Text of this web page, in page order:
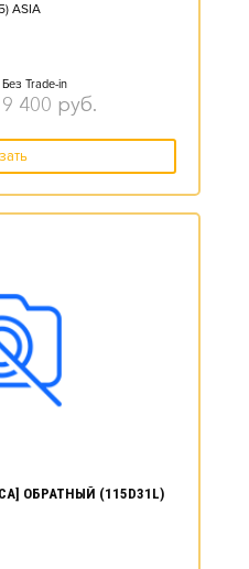
ASIA
Без Trade-in
9 400 руб.
ОБРАТНЫЙ (115D31L)